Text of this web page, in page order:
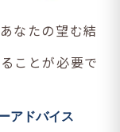
なたの望む結
ことが必要で
アドバイス